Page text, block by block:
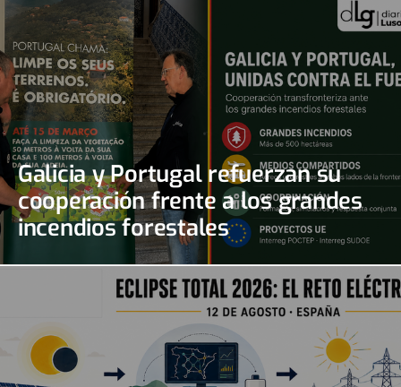
Galicia y Portugal refuerzan su
cooperación frente a los grandes
incendios forestales